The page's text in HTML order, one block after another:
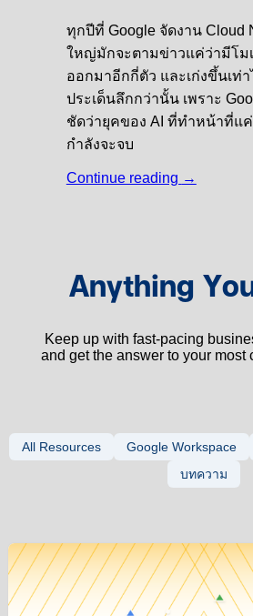
ทุกปีที่ Google จัดงาน Cloud
ใหญ่มักจะตามข่าวแค่ว่ามีโม
ออกมาอีกกี่ตัว และเก่งขึ้นเท่
ประเด็นลึกกว่านั้น เพราะ
ชัดว่ายุคของ AI ที่ทำหน้าที่แ
กำลังจะจบ
Continue reading →
Anything
Keep up with fast-pacing
and get the answer to your most
All Resources Google Workspace
บทความ